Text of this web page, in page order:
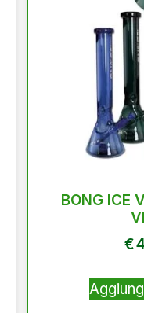
BONG ICE
€